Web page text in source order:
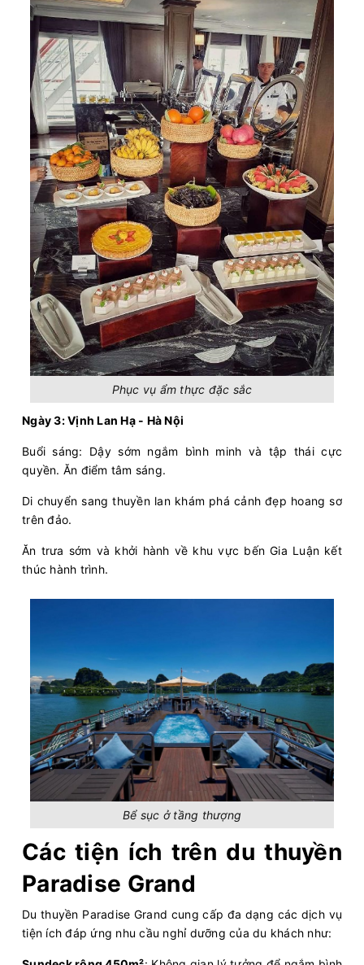
Phục vụ ẩm thực đặc sắc
Ngày 3: Vịnh Lan Hạ - Hà Nội
Buổi sáng: Dậy sớm ngắm bình minh và tập thái cực
quyền. Ăn điểm tâm sáng.
Di chuyển sang thuyền lan khám phá cảnh đẹp hoang sơ
trên đảo.
Ăn trưa sớm và khởi hành về khu vực bến Gia Luận kết
thúc hành trình.
Bể sục ở tầng thượng
Các tiện ích trên du thuyền
Paradise Grand
Du thuyền Paradise Grand cung cấp đa dạng các dịch vụ
tiện ích đáp ứng nhu cầu nghỉ dưỡng của du khách như: